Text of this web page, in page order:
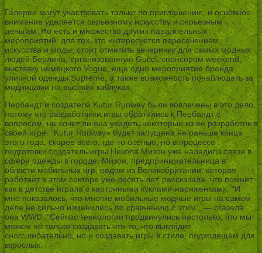
Галереи могут участвовать только по приглашению, и основное
внимание уделяется серьезному искусству и серьезным
деньгам. Но есть и множество других параллельных
мероприятий: для тех, кто интересуется пересечением
искусства и моды, стоит отметить вечеринку для самых модных
людей Берлина, организованную Gucci, спонсором weekend,
выставку немецкого Vogue, еще одно мероприятие бренда
уличной одежды Supreme, а также возможность понаблюдать за
модницами на высоких каблуках.
Пербандт и создатели Kutur Runway были вовлечены в это дело,
потому что разработчики игры обратились к Пербандт с
вопросом, не хочет ли она увидеть некоторые из ее разработок в
своей игре. ”Kutur Runway» будет запущена не раньше конца
этого года, скорее всего, где-то осенью, но в процессе
подготовки создатель игры Никола Мизон уже наладила связи в
сфере одежды в городе. Мизон, предпринимательница в
области мобильных игр, родом из Великобритании, которая
работает в этом секторе уже десять лет, рассказала, что помнит,
как в детстве играла с картонными куклами-наряженками. “И
мне показалось, что многие мобильные модные игры на самом
деле не сильно изменились по сравнению с этим”, — сказала
она WWD. “Сейчас технологии продвинулись настолько, что мы
можем не только создавать что-то, что выглядит
сногсшибательно, но и создавать игры в стиле, подходящем для
взрослых.